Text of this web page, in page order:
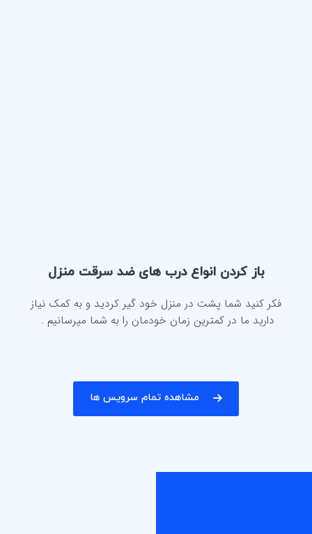
باز کردن انواع درب های ضد سرقت منزل
فکر کنید شما پشت در منزل خود گیر کردید و به کمک نیاز
دارید ما در کمترین زمان خودمان را به شما میرسانیم .
مشاهده تمام سرویس ها